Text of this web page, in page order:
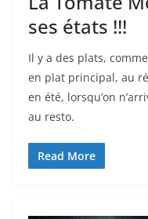
ses états !!!
Il y a des plats,
en plat principal, au
en été, lorsqu’on
au resto.
Read More